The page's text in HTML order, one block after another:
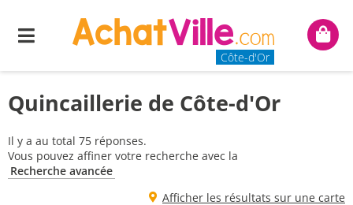
Menu
Côte-d'Or
Mon
Quincaillerie de Côte-d'Or
Il y a au total 75 réponses.
Vous pouvez affiner votre recherche avec la
Recherche avancée
Afficher les résultats sur une carte